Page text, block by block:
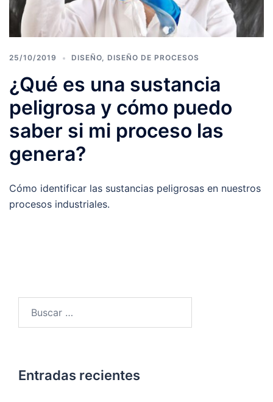
25/10/2019 DISEÑO, DISEÑO DE PROCESOS
¿Qué es una sustancia
peligrosa y cómo puedo
saber si mi proceso las
genera?
Cómo identificar las sustancias peligrosas en nuestros
procesos industriales.
Entradas recientes